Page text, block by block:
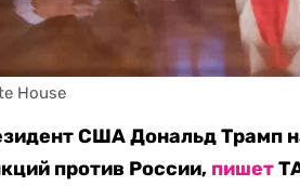
House
США Дональд Трамп
против России, пишет